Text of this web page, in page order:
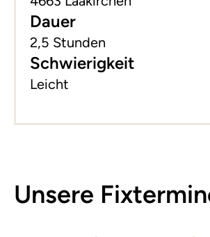
Dauer
2,5 Stunden
Schwierigkeit
Leicht
Unsere